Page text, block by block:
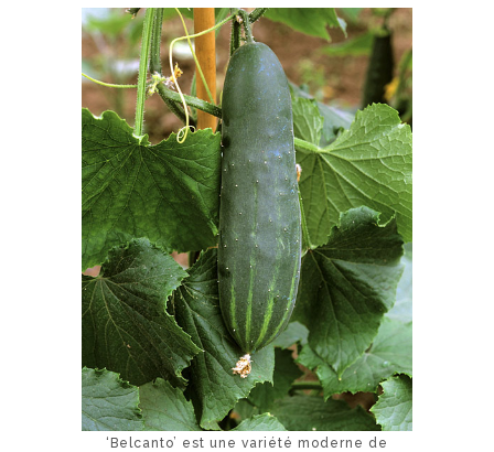
‘Belcanto’ est une variété moderne de